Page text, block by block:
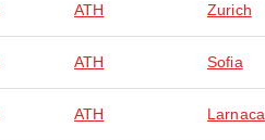
ATH Zurich
ATH Sofia
ATH Larnaca